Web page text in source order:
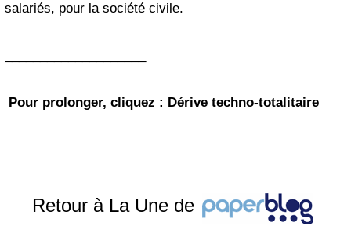
salariés, pour la société civile.
Pour prolonger, cliquez : Dérive techno-totalitaire
Retour à La Une de